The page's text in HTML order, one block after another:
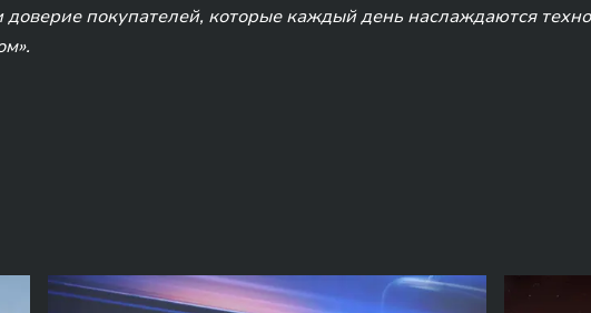
покупателей, которые каждый день наслаждаются